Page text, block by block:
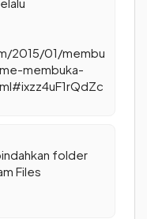
2015/01/membu
membuka-
folder
Files